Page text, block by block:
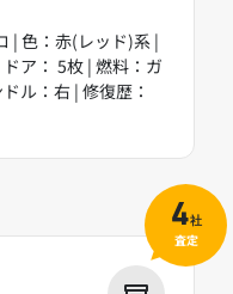
| 色：赤(レッド)系 |
ア： 5枚 | 燃料：ガ
ル：右 | 修復歴：
4社
査定